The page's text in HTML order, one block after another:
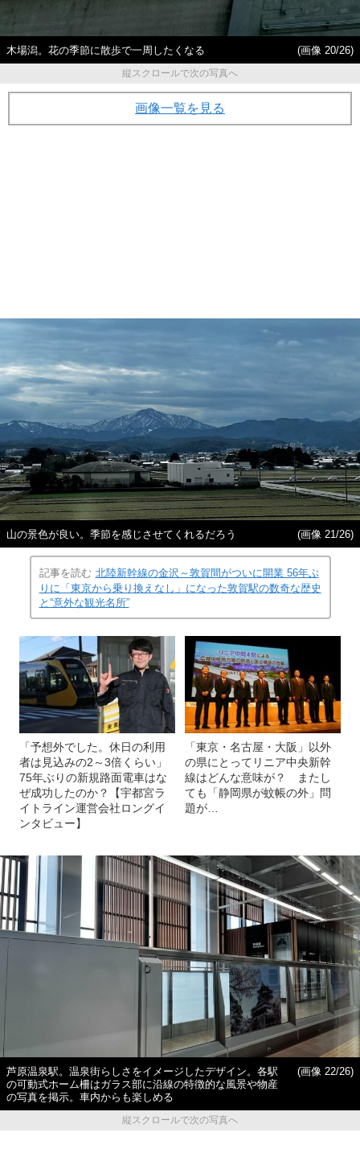
木場潟。花の季節に散歩で一周したくなる
(画像 20/26)
縦スクロールで次の写真へ
画像一覧を見る
山の景色が良い。季節を感じさせてくれるだろう (画像 21/26)
記事を読む 北陸新幹線の金沢～敦賀間がついに開業 56年ぶ
りに「東京から乗り換えなし」になった敦賀駅の数奇な歴史
と“意外な観光名所”
「予想外でした。休日の利用
者は見込みの2～3倍くらい」
75年ぶりの新規路面電車はな
ぜ成功したのか？【宇都宮ラ
イトライン運営会社ロングイ
ンタビュー】
「東京・名古屋・大阪」以外
の県にとってリニア中央新幹
線はどんな意味が？ またし
ても「静岡県が蚊帳の外」問
題が…
芦原温泉駅。温泉街らしさをイメージしたデザイン。各駅
の可動式ホーム柵はガラス部に沿線の特徴的な風景や物産
の写真を掲示。車内からも楽しめる
(画像 22/26)
縦スクロールで次の写真へ